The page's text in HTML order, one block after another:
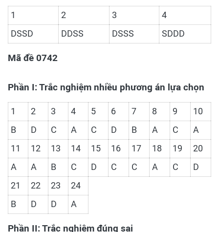
1 2 3
4
DSSD
DDSS DSSS SDDD
Mã đề 0742
Phần I: Trắc nghiệm nhiều phương án lựa chọn
1 2 3 4 5 6 7 8 9
10
B
D C A C D B A C
A
11
12 13 14 15 16 17 18 19
20
A
A B C D C C A C
D
21
22 23
24
B
D D A
Phần II: Trắc nghiệm đúng sai